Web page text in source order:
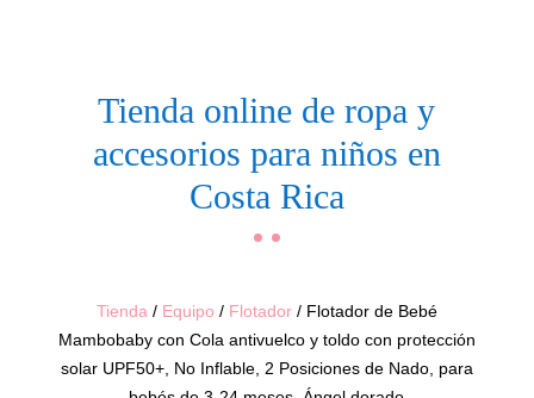
Tienda online de ropa y
accesorios para niños en
Costa Rica
Tienda / Equipo / Flotador/ Flotador de Bebé
Mambobaby con Cola antivuelco y toldo con protección
solar UPF50+, No Inflable, 2 Posiciones de Nado, para